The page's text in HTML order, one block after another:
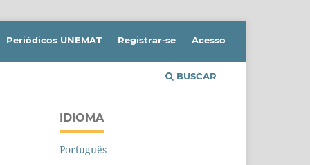
BUSCAR
Periódicos UNEMAT Registrar-se Acesso
IDIOMA
Português